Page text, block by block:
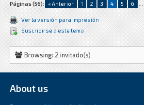
Páginas (56): « Anterior 1 2 3 4 5 6 ...
Ver la versión para impresión
Suscribirse a este tema
Browsing: 2 invitado(s)
About us